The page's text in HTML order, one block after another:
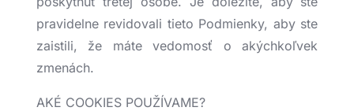
pravidelne revidovali tieto Podmienky, aby ste
zaistili, že máte vedomosť o akýchkoľvek
zmenách.
AKÉ COOKIES POUŽÍVAME?